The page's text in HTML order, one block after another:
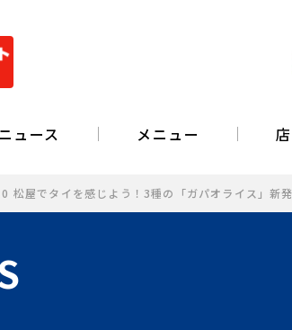
ニュース メニュー
松屋でタイを感じよう！3種の「ガパオライス」新